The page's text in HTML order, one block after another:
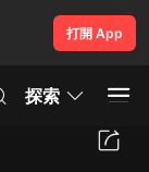
打開 App
探索